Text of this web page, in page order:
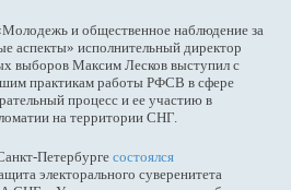
и общественное наблюдение за
аспекты» исполнительный директор
выборов Максим Лесков выступил с
практикам работы РФСВ в сфере
процесс и ее участию в
на территории СНГ.
Петербурге состоялся
электорального суверенитета